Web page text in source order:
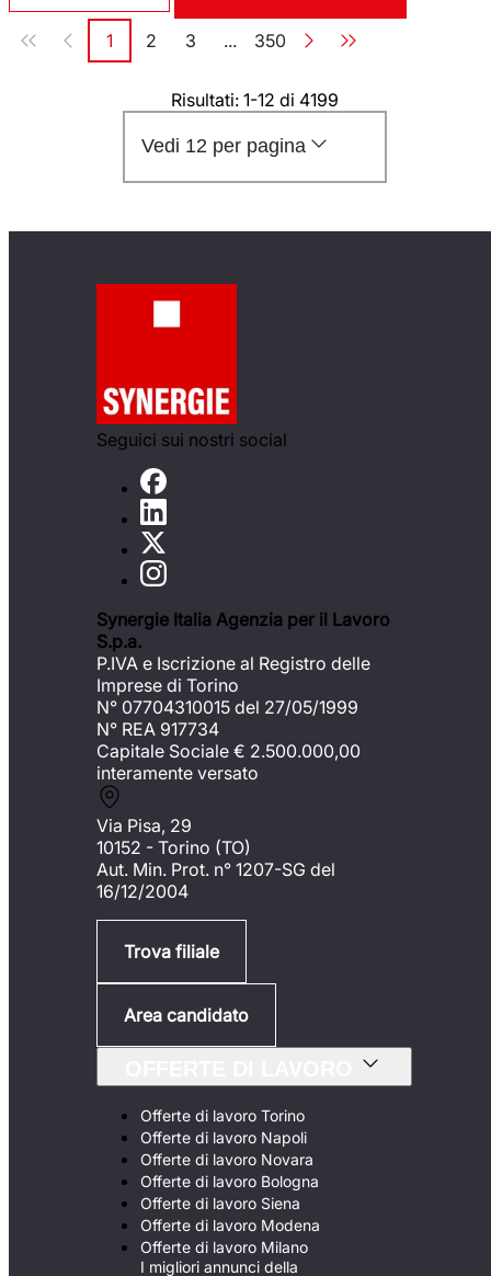
Paginazione
Pagina
1 Pagina
2 Pagina
3 ... Pagina
350
Risultati: 1-12 di 4199
Vedi 12 per pagina
Seguici sui nostri social
Synergie Italia Agenzia per il Lavoro
S.p.a.
P.IVA e Iscrizione al Registro delle
Imprese di Torino
N° 07704310015 del 27/05/1999
N° REA 917734
Capitale Sociale € 2.500.000,00
interamente versato
Via Pisa, 29
10152 - Torino (TO)
Aut. Min. Prot. n° 1207-SG del
16/12/2004
Trova filiale
Area candidato
Offerte di lavoro Torino
Offerte di lavoro Napoli
Offerte di lavoro Novara
Offerte di lavoro Bologna
Offerte di lavoro Siena
Offerte di lavoro Modena
Offerte di lavoro Milano
I migliori annunci della